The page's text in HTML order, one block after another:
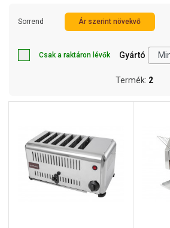
Sorrend Ár szerint növekvő
Csak a raktáron lévők Gyártó
Termék: 2